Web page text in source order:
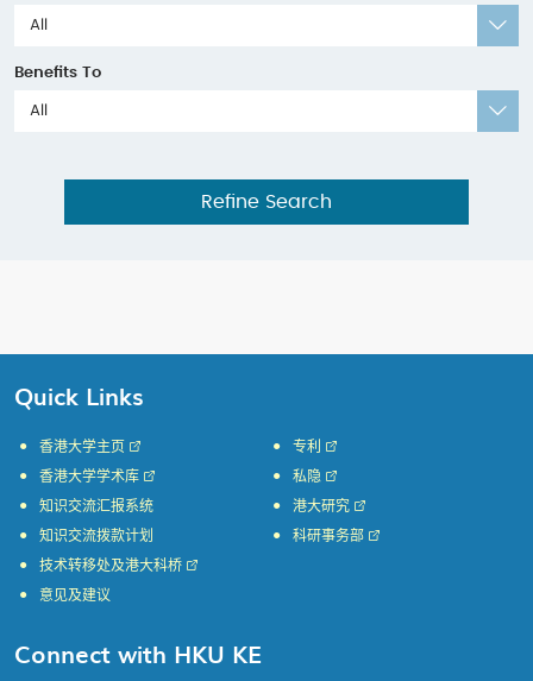
All
Benefits To
All
Refine Search
Quick Links
香港大学主页
香港大学学术库
知识交流汇报系统
知识交流拨款计划
专利
私隐
港大研究
科研事务部
技术转移处及港大科桥
意见及建议
Connect with HKU KE